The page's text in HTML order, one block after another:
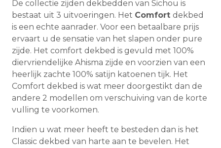
De collectie zijden dekbedden van Sichou is
bestaat uit 3 uitvoeringen. Het Comfort dekbed
is een echte aanrader. Voor een betaalbare prijs
ervaart u de sensatie van het slapen onder pure
zijde. Het comfort dekbed is gevuld met 100%
diervriendelijke Ahisma zijde en voorzien van een
heerlijk zachte 100% satijn katoenen tijk. Het
Comfort dekbed is wat meer doorgestikt dan de
andere 2 modellen om verschuiving van de korte
vulling te voorkomen.
Indien u wat meer heeft te besteden dan is het
Classic dekbed van harte aan te bevelen. Het